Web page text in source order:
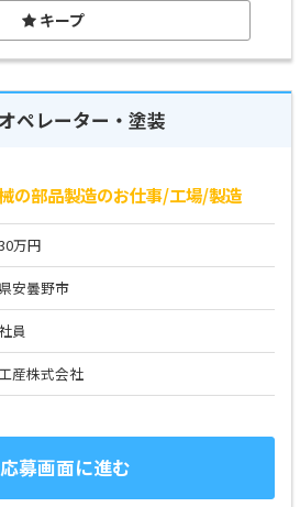
キープ
ペレーター・塗装
の部品製造のお仕事/工場/製造
万円
安曇野市
員
産株式会社
応募画面に進む